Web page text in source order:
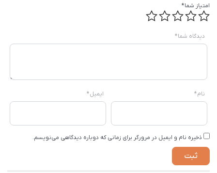
امتیاز شما*
دیدگاه شما*
نام* ایمیل*
ذخیره نام و ایمیل در مرورگر برای زمانی که دوباره دیدگاهی می‌نویسم.